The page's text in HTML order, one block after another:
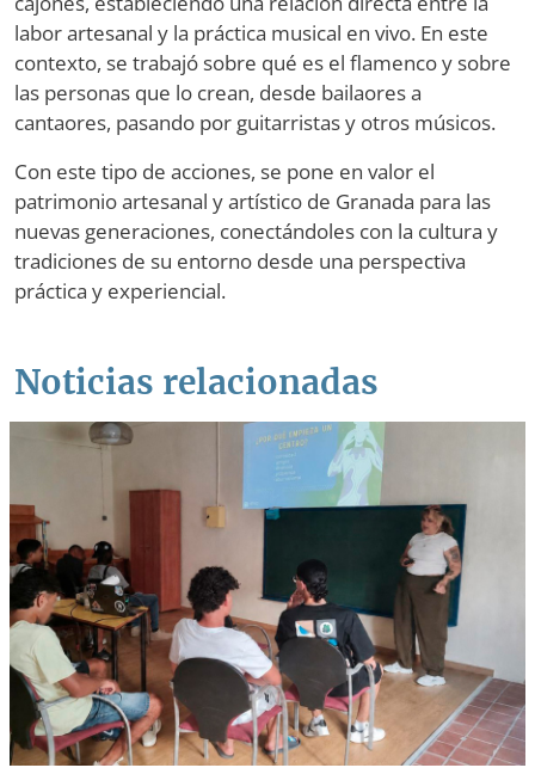
labor artesanal y la práctica musical en vivo. En este
contexto, se trabajó sobre qué es el flamenco y sobre
las personas que lo crean, desde bailaores a
cantaores, pasando por guitarristas y otros músicos.
Con este tipo de acciones, se pone en valor el
patrimonio artesanal y artístico de Granada para las
nuevas generaciones, conectándoles con la cultura y
tradiciones de su entorno desde una perspectiva
práctica y experiencial.
Noticias relacionadas